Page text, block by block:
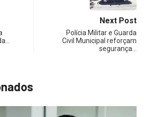
Next Post
Polícia Militar e Guarda
Civil Municipal reforçam
segurança…